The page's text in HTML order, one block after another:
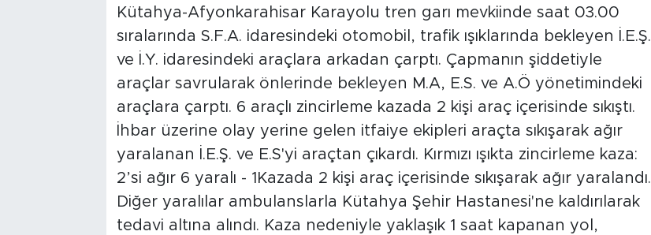
Kütahya-Afyonkarahisar Karayolu tren garı mevkiinde saat 03.00
sıralarında S.F.A. idaresindeki otomobil, trafik ışıklarında bekleyen İ.E.Ş.
ve İ.Y. idaresindeki araçlara arkadan çarptı. Çapmanın şiddetiyle
araçlar savrularak önlerinde bekleyen M.A, E.S. ve A.Ö yönetimindeki
araçlara çarptı. 6 araçlı zincirleme kazada 2 kişi araç içerisinde sıkıştı.
İhbar üzerine olay yerine gelen itfaiye ekipleri araçta sıkışarak ağır
yaralanan İ.E.Ş. ve E.S'yi araçtan çıkardı. Kırmızı ışıkta zincirleme kaza:
2’si ağır 6 yaralı - 1Kazada 2 kişi araç içerisinde sıkışarak ağır yaralandı.
Diğer yaralılar ambulanslarla Kütahya Şehir Hastanesi'ne kaldırılarak
tedavi altına alındı. Kaza nedeniyle yaklaşık 1 saat kapanan yol,